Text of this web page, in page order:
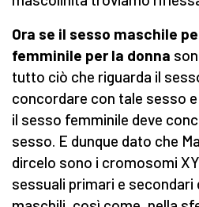
Ora se il sesso maschile
femminile per la donna
tutto ciò che riguarda il
concordare con tale sesso
il sesso femminile deve
sesso. E dunque dato che
dircelo sono i cromosomi
sessuali primari e secondari